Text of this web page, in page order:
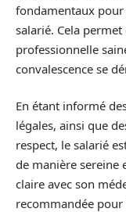
fondamentaux
salarié. Cela
professionnelle
convalescence se
En étant informé
légales, ainsi que
respect, le salarié
de manière sereine
claire avec son
recommandée